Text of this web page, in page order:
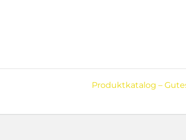
Next
Produktkatalog –